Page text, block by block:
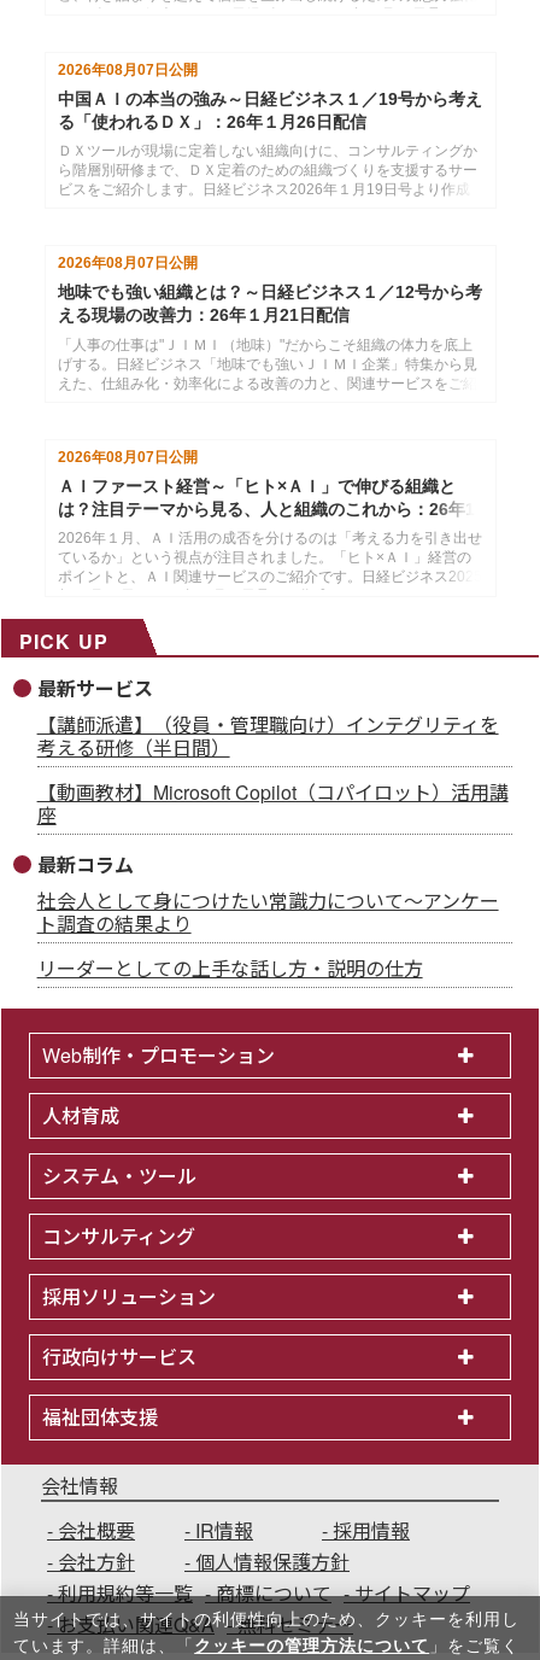
2026年08月07日公開
中国ＡＩの本当の強み～日経ビジネス１／19号から考え
る「使われるＤＸ」：26年１月26日配信
ＤＸツールが現場に定着しない組織向けに、コンサルティングか
ら階層別研修まで、ＤＸ定着のための組織づくりを支援するサー
ビスをご紹介します。日経ビジネス2026年１月19日号より作成
2026年08月07日 公開
地味でも強い組織とは？～日経ビジネス１／12号から考
える現場の改善力：26年１月21日配信
「人事の仕事は"ＪＩＭＩ（地味）"だからこそ組織の体力を底上
げする。日経ビジネス「地味でも強いＪＩＭＩ企業」特集から見
えた、仕組み化・効率化による改善の力と、関連サービスをご紹
2026年08月07日 公開
ＡＩファースト経営～「ヒト×ＡＩ」で伸びる組織と
は？注目テーマから見る、人と組織のこれから：26年1
月14日配信
2026年１月、ＡＩ活用の成否を分けるのは「考える力を引き出せ
ているか」という視点が注目されました。「ヒト×ＡＩ」経営の
ポイントと、ＡＩ関連サービスのご紹介です。日経ビジネス2025
ールマガジン26年１月14配信分です。
PICK UP
最新サービス
【講師派遣】（役員・管理職向け）インテグリティを
考える研修（半日間）
【動画教材】Microsoft Copilot（コパイロット）活用講
座
最新コラム
社会人として身につけたい常識力について～アンケー
ト調査の結果より
リーダーとしての上手な話し方・説明の仕方
Web制作・プロモーション
人材育成
システム・ツール
コンサルティング
採用ソリューション
行政向けサービス
福祉団体支援
会社情報
会社概要
IR情報
採用情報
会社方針
個人情報保護方針
利用規約等一覧
商標について
サイトマップ
お支払い関連Q&A
無料セミナー
当サイトでは、サイトの利便性向上のため、クッキーを利⽤し
ています。詳細は、「 クッキーの管理方法について 」をご覧く